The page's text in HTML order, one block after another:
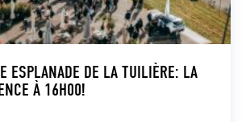
ESPLANADE DE LA TUILIÈRE: LA
À 16H00!